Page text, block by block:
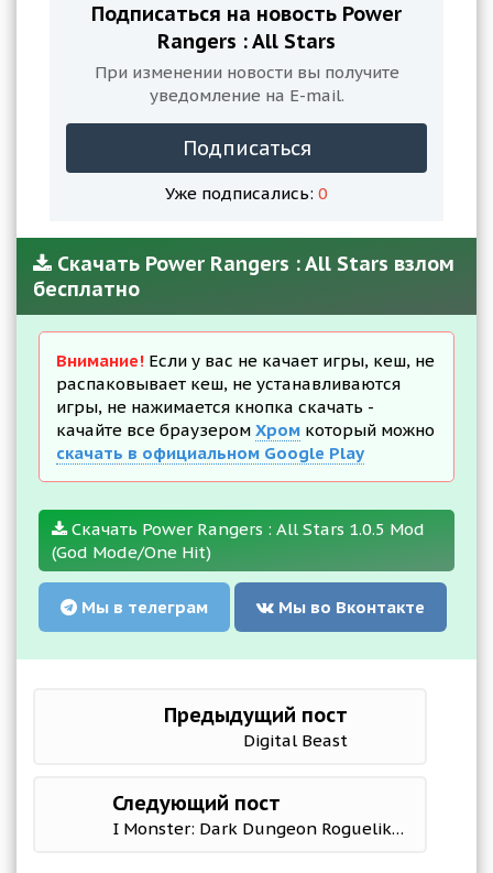
Подписаться на новость Power
Rangers : All Stars
При изменении новости вы получите
уведомление на E-mail.
Подписаться
Уже подписались: 0
Скачать Power Rangers : All Stars взлом
бесплатно
Внимание! Если у вас не качает игры, кеш, не
распаковывает кеш, не устанавливаются
игры, не нажимается кнопка скачать -
качайте все браузером Хром который можно
скачать в официальном Google Play
Скачать Power Rangers : All Stars 1.0.5 Mod
(God Mode/One Hit)
Мы в телеграм Мы во Вконтакте
Предыдущий пост
Digital Beast
Следующий пост
I Monster: Dark Dungeon Roguelike RPG Legends